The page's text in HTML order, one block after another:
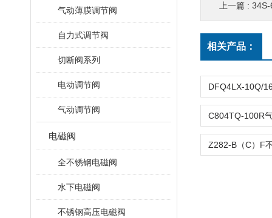
气动薄膜调节阀
自力式调节阀
切断阀系列
电动调节阀
气动调节阀
电磁阀
全不锈钢电磁阀
水下电磁阀
不锈钢高压电磁阀
上一篇 : 34S-
相关产品：